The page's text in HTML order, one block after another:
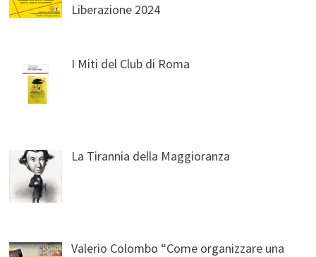
Liberazione 2024
I Miti del Club di Roma
La Tirannia della Maggioranza
Valerio Colombo “Come organizzare una